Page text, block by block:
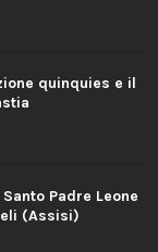
quinquies e il
Padre Leone
(Assisi)